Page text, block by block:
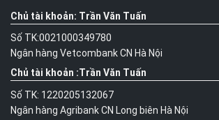
Chủ tài khoản: Trần Văn Tuấn
Số TK:0021000349780
Ngân hàng Vetcombank CN Hà Nội
Chủ tài khoản :Trần Văn Tuấn
Số TK: 1220205132067
Ngân hàng Agribank CN Long biên Hà Nội